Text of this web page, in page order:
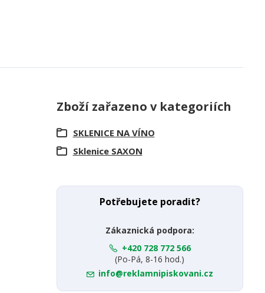
Zboží zařazeno v kategoriích
SKLENICE NA VÍNO
Sklenice SAXON
Potřebujete poradit?
Zákaznická podpora:
+420 728 772 566
(Po-Pá, 8-16 hod.)
info@reklamnipiskovani.cz